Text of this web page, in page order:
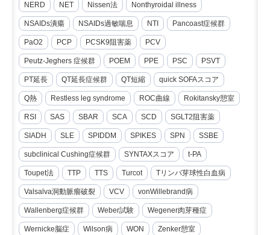
NERD NET Nissen法 Nonthyroidal illness
NSAIDs潰瘍 NSAIDs過敏喘息 NTI Pancoast症候群
PaO2 PCP PCSK9阻害薬 PCV
Peutz-Jeghers 症候群 POEM PPE PSC PSVT
PT延長 QT延長症候群 QT短縮 quick SOFAスコア
Q熱 Restless leg syndrome ROC曲線 Rokitansky憩室
RSI SAS SBAR SCA SCD SGLT2阻害薬
SIADH SLE SPIDDM SPIKES SPN SSBE
subclinical Cushing症候群 SYNTAXスコア t-PA
Toupet法 TTP TTS Turcot Tリンパ芽球性白血病
Valsalva洞動脈瘤破裂 VCV vonWillebrand病
Wallenberg症候群 Weber試験 Wegener肉芽種症
Wernicke脳症 Wilson病 WON Zenker憩室